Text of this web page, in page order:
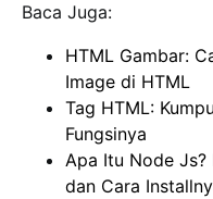
Baca Juga:
HTML Gambar:
Image di HTML
Tag HTML:
Fungsinya
Apa Itu Node Js?
dan Cara